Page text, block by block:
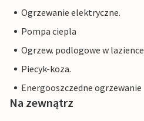
Ogrzewanie elektryczne.
Pompa ciepla
Ogrzew. podlogowe w lazience
Piecyk-koza.
Energooszczedne ogrzewanie
Na zewnątrz